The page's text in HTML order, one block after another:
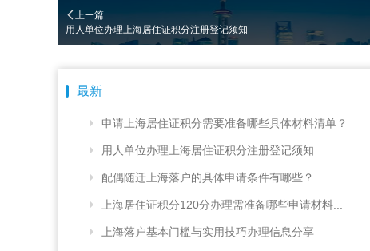
上一篇
用人单位办理上海居住证积分注册登记须知
最新
申请上海居住证积分需要准备哪些具体材料清单？
用人单位办理上海居住证积分注册登记须知
配偶随迁上海落户的具体申请条件有哪些？
上海居住证积分120分办理需准备哪些申请材料...
上海落户基本门槛与实用技巧办理信息分享